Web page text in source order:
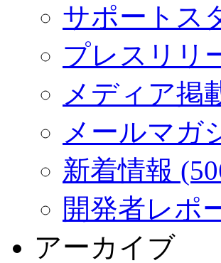
サポートス
プレスリリ
メディア掲
メールマガ
新着情報
開発者レポ
アーカイブ